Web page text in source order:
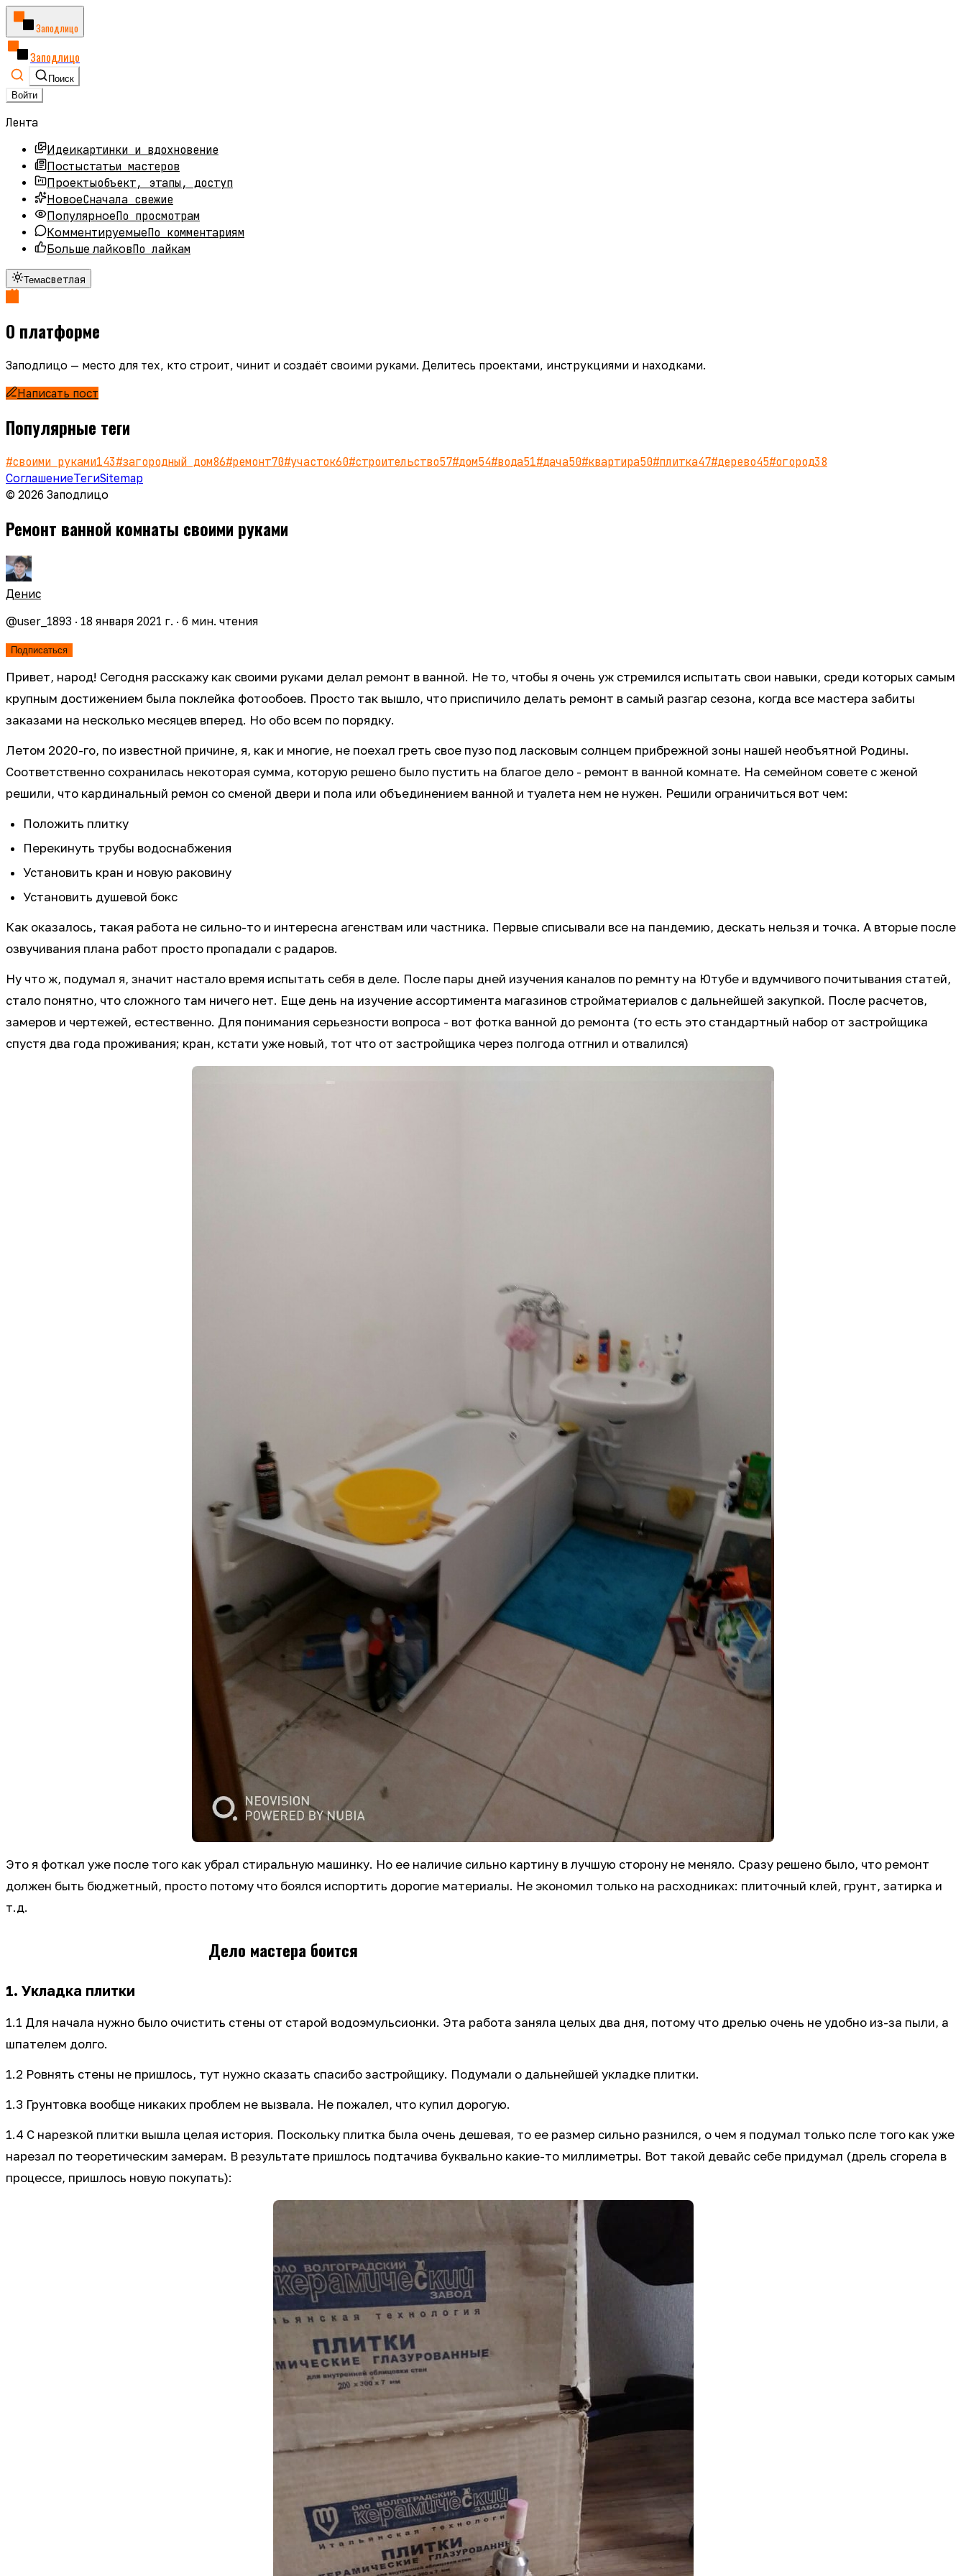
Заподлицо
Заподлицо
Поиск
Войти
Лента
Идеикартинки и вдохновение
Постыстатьи мастеров
Проектыобъект, этапы, доступ
НовоеСначала свежие
ПопулярноеПо просмотрам
КомментируемыеПо комментариям
Больше лайковПо лайкам
Темасветлая
О платформе
Заподлицо — место для тех, кто строит, чинит и создаёт своими руками. Делитесь проектами, инструкциями и находками.
Написать пост
Популярные теги
#своими руками143#загородный дом86#ремонт70#участок60#строительство57#дом54#вода51#дача50#квартира50#плитка47#дерево45#огород38
СоглашениеТегиSitemap
© 2026 Заподлицо
Ремонт ванной комнаты своими руками
Денис
@user_1893 · 18 января 2021 г. · 6 мин. чтения
Подписаться
Привет, народ! Сегодня расскажу как своими руками делал ремонт в ванной. Не то, чтобы я очень уж стремился испытать свои навыки, среди которых самым
крупным достижением была поклейка фотообоев. Просто так вышло, что приспичило делать ремонт в самый разгар сезона, когда все мастера забиты
заказами на несколько месяцев вперед. Но обо всем по порядку.
Летом 2020-го, по известной причине, я, как и многие, не поехал греть свое пузо под ласковым солнцем прибрежной зоны нашей необъятной Родины.
Соответственно сохранилась некоторая сумма, которую решено было пустить на благое дело - ремонт в ванной комнате. На семейном совете с женой
решили, что кардинальный ремон со сменой двери и пола или объединением ванной и туалета нем не нужен. Решили ограничиться вот чем:
Положить плитку
Перекинуть трубы водоснабжения
Установить кран и новую раковину
Установить душевой бокс
Как оказалось, такая работа не сильно-то и интересна агенствам или частника. Первые списывали все на пандемию, дескать нельзя и точка. А вторые после
озвучивания плана работ просто пропадали с радаров.
Ну что ж, подумал я, значит настало время испытать себя в деле. После пары дней изучения каналов по ремнту на Ютубе и вдумчивого почитывания статей,
стало понятно, что сложного там ничего нет. Еще день на изучение ассортимента магазинов стройматериалов с дальнейшей закупкой. После расчетов,
замеров и чертежей, естественно. Для понимания серьезности вопроса - вот фотка ванной до ремонта (то есть это стандартный набор от застройщика
спустя два года проживания; кран, кстати уже новый, тот что от застройщика через полгода отгнил и отвалился)
Это я фоткал уже после того как убрал стиральную машинку. Но ее наличие сильно картину в лучшую сторону не меняло. Сразу решено было, что ремонт
должен быть бюджетный, просто потому что боялся испортить дорогие материалы. Не экономил только на расходниках: плиточный клей, грунт, затирка и
т.д.
Дело мастера боится
1. Укладка плитки
1.1 Для начала нужно было очистить стены от старой водоэмульсионки. Эта работа заняла целых два дня, потому что дрелью очень не удобно из-за пыли, а
шпателем долго.
1.2 Ровнять стены не пришлось, тут нужно сказать спасибо застройщику. Подумали о дальнейшей укладке плитки.
1.3 Грунтовка вообще никаких проблем не вызвала. Не пожалел, что купил дорогую.
1.4 С нарезкой плитки вышла целая история. Поскольку плитка была очень дешевая, то ее размер сильно разнился, о чем я подумал только псле того как уже
нарезал по теоретическим замерам. В результате пришлось подтачива буквально какие-то миллиметры. Вот такой девайс себе придумал (дрель сгорела в
процессе, пришлось новую покупать):